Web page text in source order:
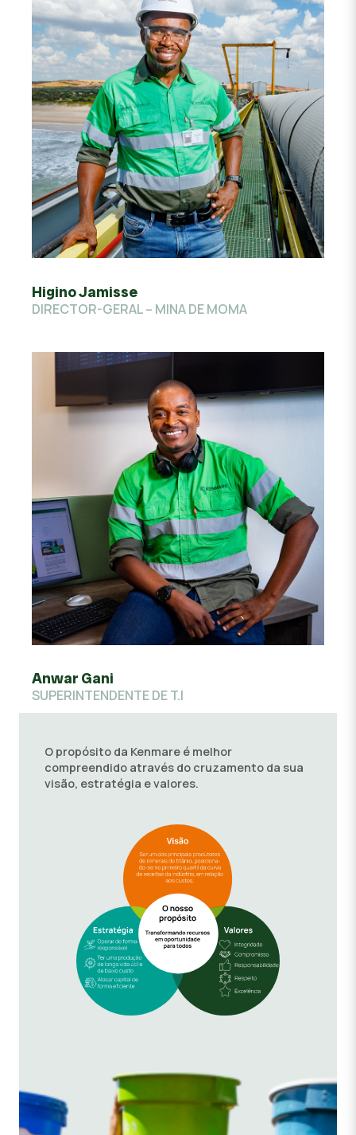
Higino Jamisse
DIRECTOR-GERAL – MINA DE MOMA
Anwar Gani
SUPERINTENDENTE DE T.I
O propósito da Kenmare é melhor
compreendido através do cruzamento da sua
visão, estratégia e valores.